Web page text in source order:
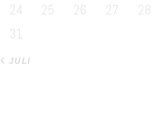
24
25 26 27 28
31
« JULI